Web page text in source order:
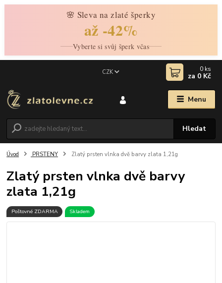
🌸 Sleva na zlaté šperky
až -42%
Vyberte si svůj šperk včas
Menu
CZK
Hledat
0 ks
za 0 Kč
Úvod PRSTENY Zlatý prsten vlnka dvě barvy zlata 1,21g
Zlatý prsten vlnka dvě barvy
zlata 1,21g
Poštovné ZDARMA Skladem